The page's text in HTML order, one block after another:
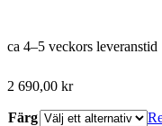
ca 4–5 veckors leveranstid
2 690,00 kr
Färg